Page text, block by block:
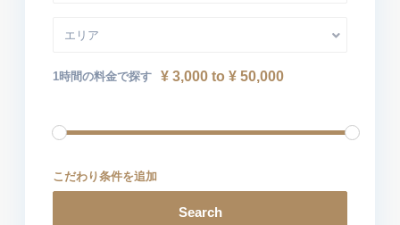
エリア
1時間の料金で探す ¥ 3,000 to ¥ 50,000
こだわり条件を追加
Search